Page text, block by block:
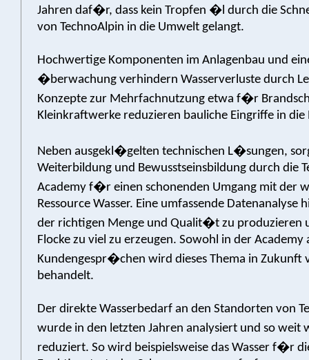
Jahren daf�r, dass kein Tropfen �l durch die
von TechnoAlpin in die Umwelt gelangt.
Hochwertige Komponenten im Anlagenbau und
�berwachung verhindern Wasserverluste durch
Konzepte zur Mehrfachnutzung etwa f�r
Kleinkraftwerke reduzieren bauliche Eingriffe in die
Neben ausgekl�gelten technischen L�sungen,
Weiterbildung und Bewusstseinsbildung durch die
Academy f�r einen schonenden Umgang mit der
Ressource Wasser. Eine umfassende Datenanalyse
der richtigen Menge und Qualit�t zu produzieren
Flocke zu viel zu erzeugen. Sowohl in der Academy
Kundengespr�chen wird dieses Thema in
behandelt.
Der direkte Wasserbedarf an den Standorten von
wurde in den letzten Jahren analysiert und so
reduziert. So wird beispielsweise das Wasser f�r